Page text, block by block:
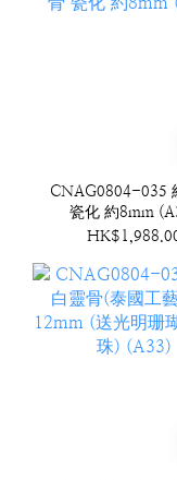
CNAG0804-035
瓷化 約8mm